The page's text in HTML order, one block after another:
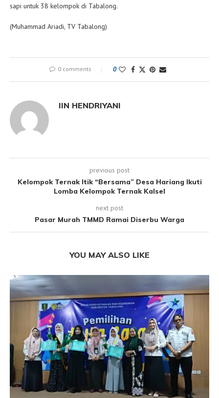
sapi untuk 38 kelompok di Tabalong.
(Muhammad Ariadi, TV Tabalong)
0 comments 0
IIN HENDRIYANI
previous post
Kelompok Ternak Itik “Bersama” Desa Hariang Ikuti
Lomba Kelompok Ternak Kalsel
next post
Pasar Murah TMMD Ramai Diserbu Warga
YOU MAY ALSO LIKE